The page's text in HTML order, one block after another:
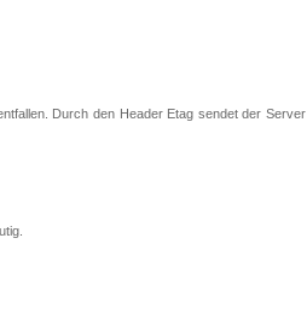
Durch den Header Etag sendet der Server